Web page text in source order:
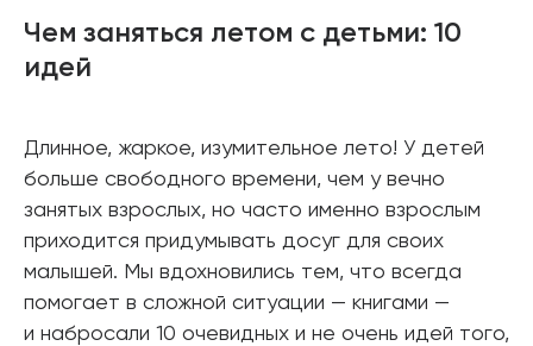
Чем заняться летом с детьми: 10
идей
Длинное, жаркое, изумительное лето! У детей
больше свободного времени, чем у вечно
занятых взрослых, но часто именно взрослым
приходится придумывать досуг для своих
малышей. Мы вдохновились тем, что всегда
помогает в сложной ситуации — книгами —
и набросали 10 очевидных и не очень идей того,